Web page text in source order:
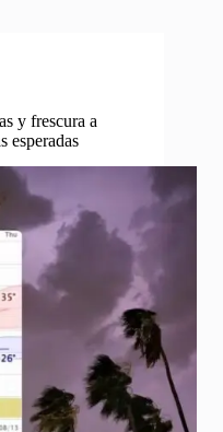
y frescura a
esperadas